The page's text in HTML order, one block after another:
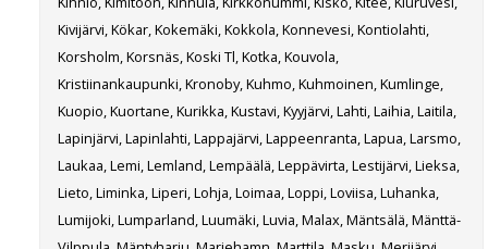
Kivijärvi, Kökar, Kokemäki, Kokkola, Konnevesi, Kontiolahti,
Korsholm, Korsnäs, Koski Tl, Kotka, Kouvola,
Kristiinankaupunki, Kronoby, Kuhmo, Kuhmoinen, Kumlinge,
Kuopio, Kuortane, Kurikka, Kustavi, Kyyjärvi, Lahti, Laihia, Laitila,
Lapinjärvi, Lapinlahti, Lappajärvi, Lappeenranta, Lapua, Larsmo,
Laukaa, Lemi, Lemland, Lempäälä, Leppävirta, Lestijärvi, Lieksa,
Lieto, Liminka, Liperi, Lohja, Loimaa, Loppi, Loviisa, Luhanka,
Lumijoki, Lumparland, Luumäki, Luvia, Malax, Mäntsälä, Mänttä-